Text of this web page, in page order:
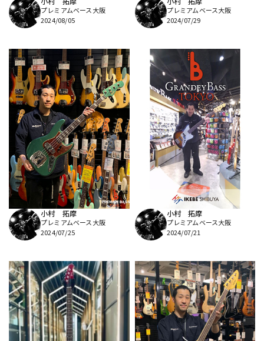
プレミアムベース大阪
2024/08/05
プレミアムベース大阪
2024/07/29
小村 拓摩
プレミアムベース大阪
2024/07/25
小村 拓摩
プレミアムベース大阪
2024/07/21